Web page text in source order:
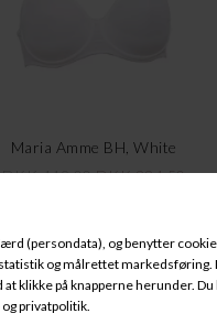
Maria Amme BH, White
DKK 449,00DKK 224,50